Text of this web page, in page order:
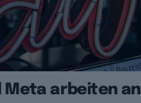
Meta arbeiten an